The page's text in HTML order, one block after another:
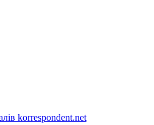
korrespondent.net